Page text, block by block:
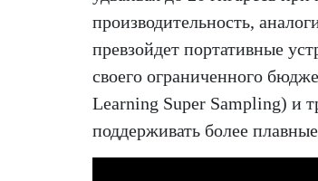
производительность,
превзойдет портативные
своего ограниченного
Learning Super Sampling) и
поддерживать более